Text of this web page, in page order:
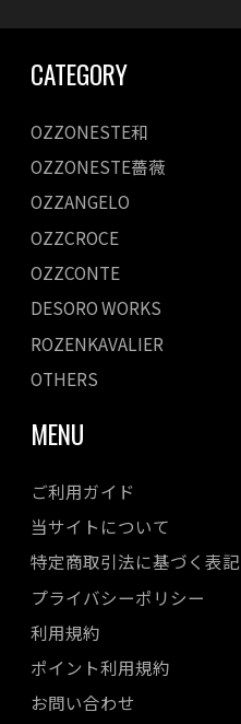
CATEGORY
OZZONESTE和
OZZONESTE薔薇
OZZANGELO
OZZCROCE
OZZCONTE
DESORO WORKS
ROZENKAVALIER
OTHERS
MENU
ご利用ガイド
当サイトについて
特定商取引法に基づく表記
プライバシーポリシー
利用規約
ポイント利用規約
お問い合わせ